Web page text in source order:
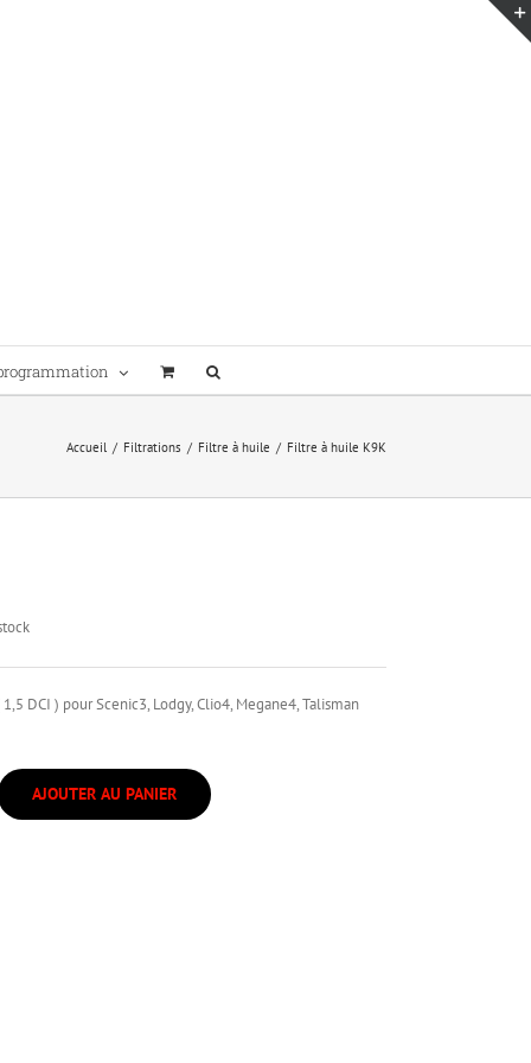
Accueil / Filtrations / Filtre à huile / Filtre à huile K9K
DCI ) pour Scenic3, Lodgy, Clio4, Megane4, Talisman
AJOUTER AU PANIER